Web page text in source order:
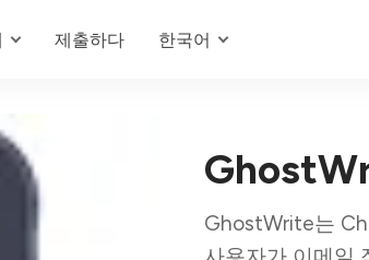
제출하다 한국어
GhostWrite는